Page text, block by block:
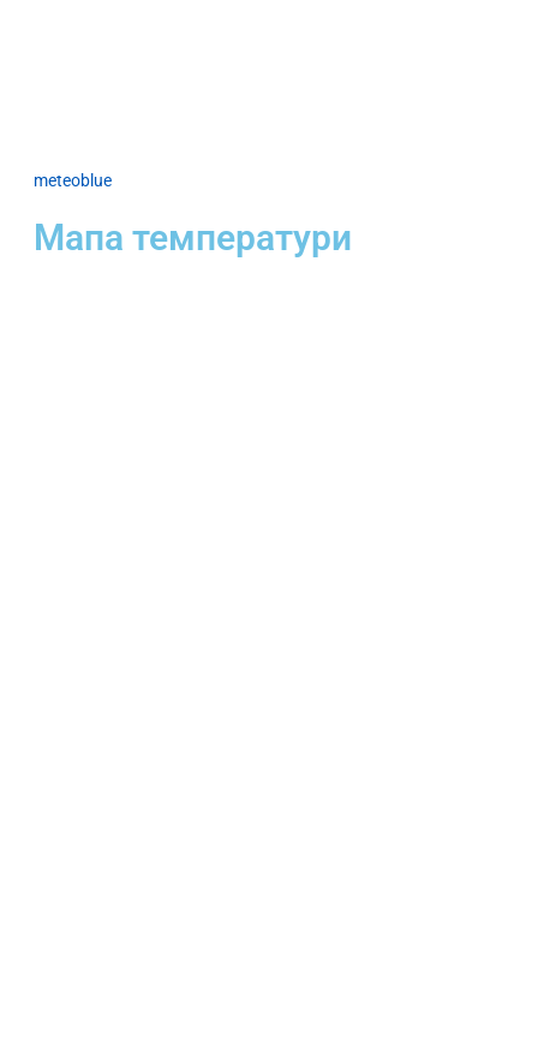
meteoblue
Мапа температури